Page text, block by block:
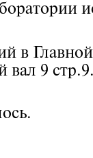
в
вал 9